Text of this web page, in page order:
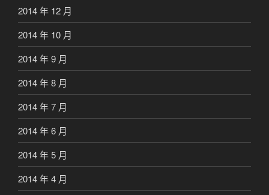
2014 年 12 月
2014 年 10 月
2014 年 9 月
2014 年 8 月
2014 年 7 月
2014 年 6 月
2014 年 5 月
2014 年 4 月